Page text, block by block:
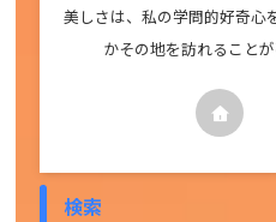
美しさは、私の学問的好奇心
かその地を訪れることが
検索